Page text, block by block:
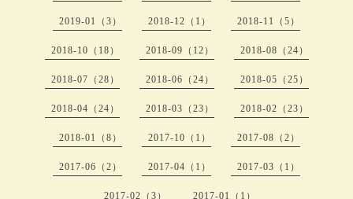
2019-01（3） 2018-12（1） 2018-11（5）
2018-10（18） 2018-09（12） 2018-08（24）
2018-07（28） 2018-06（24） 2018-05（25）
2018-04（24） 2018-03（23） 2018-02（23）
2018-01（8） 2017-10（1） 2017-08（2）
2017-06（2） 2017-04（1） 2017-03（1）
2017-02（3） 2017-01（1）